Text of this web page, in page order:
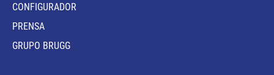
CONFIGURADOR
PRENSA
GRUPO BRUGG